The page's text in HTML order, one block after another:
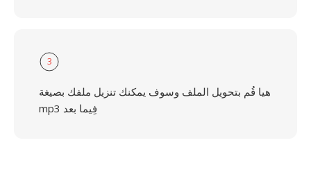
3
هيا قُم بتحويل الملف وسوف يمكنك تنزيل ملفك بصيغة
mp3 فِيما بعد